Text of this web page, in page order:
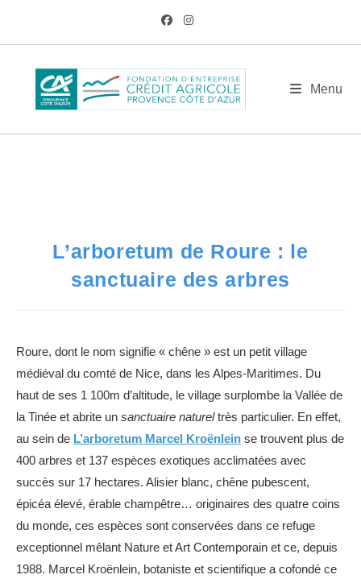
content
Menu
BLOG
AM / Juin Actualités / L’arboretum de Roure : le sanctuaire des
L’arboretum de Roure : le
sanctuaire des arbres
Roure, dont le nom signifie « chêne » est un petit village
médiéval du comté de Nice, dans les Alpes-Maritimes. Du
haut de ses 1 100m d’altitude, le village surplombe la Vallée de
la Tinée et abrite un sanctuaire natureltrès particulier. En effet,
au sein de L’arboretum Marcel Kroënlein se trouvent plus de
400 arbres et 137 espèces exotiques acclimatées avec
succès sur 17 hectares. Alisier blanc, chêne pubescent,
épicéa élevé, érable champêtre… originaires des quatre coins
du monde, ces espèces sont conservées dans ce refuge
exceptionnel mêlant Nature et Art Contemporain et ce, depuis
1988. Marcel Kroënlein, botaniste et scientifique a cofondé ce